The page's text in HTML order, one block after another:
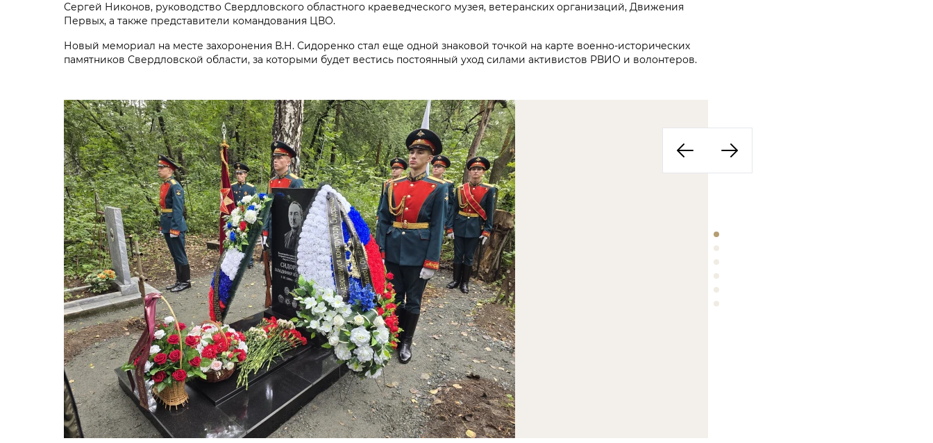
Сергей Никонов, руководство Свердловского областного краеведческого музея, ветеранских организаций, Движения
Первых, а также представители командования ЦВО.
Новый мемориал на месте захоронения В.Н. Сидоренко стал еще одной знаковой точкой на карте военно-исторических
памятников Свердловской области, за которыми будет вестись постоянный уход силами активистов РВИО и волонтеров.